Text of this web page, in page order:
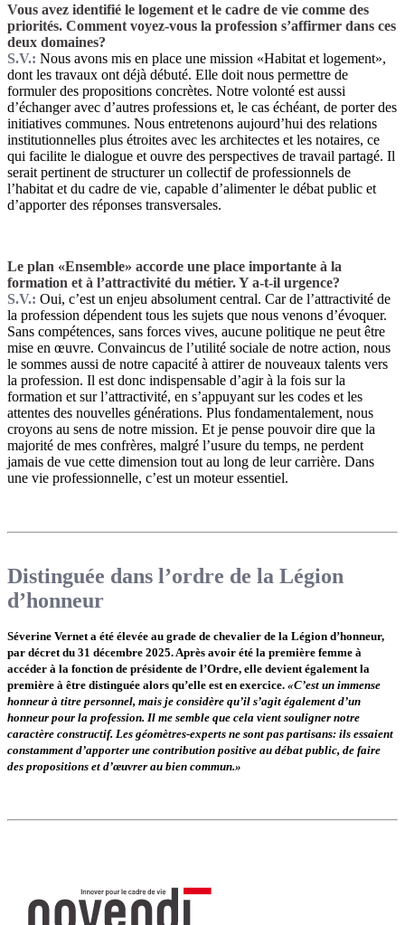
Vous avez identifié le logement et le cadre de vie comme des
priorités. Comment voyez-vous la profession s’affirmer dans ces
deux domaines?
S.V.: Nous avons mis en place une mission «Habitat et logement»,
dont les travaux ont déjà débuté. Elle doit nous permettre de
formuler des propositions concrètes. Notre volonté est aussi
d’échanger avec d’autres professions et, le cas échéant, de porter des
initiatives communes. Nous entretenons aujourd’hui des relations
institutionnelles plus étroites avec les architectes et les notaires, ce
qui facilite le dialogue et ouvre des perspectives de travail partagé. Il
serait pertinent de structurer un collectif de professionnels de
l’habitat et du cadre de vie, capable d’alimenter le débat public et
d’apporter des réponses transversales.
Le plan «Ensemble» accorde une place importante à la
formation et à l’attractivité du métier. Y a-t-il urgence?
S.V.: Oui, c’est un enjeu absolument central. Car de l’attractivité de
la profession dépendent tous les sujets que nous venons d’évoquer.
Sans compétences, sans forces vives, aucune politique ne peut être
mise en œuvre. Convaincus de l’utilité sociale de notre action, nous
le sommes aussi de notre capacité à attirer de nouveaux talents vers
la profession. Il est donc indispensable d’agir à la fois sur la
formation et sur l’attractivité, en s’appuyant sur les codes et les
attentes des nouvelles générations. Plus fondamentalement, nous
croyons au sens de notre mission. Et je pense pouvoir dire que la
majorité de mes confrères, malgré l’usure du temps, ne perdent
jamais de vue cette dimension tout au long de leur carrière. Dans
une vie professionnelle, c’est un moteur essentiel.
Distinguée dans l’ordre de la Légion
d’honneur
Séverine Vernet a été élevée au grade de chevalier de la Légion d’honneur,
par décret du 31 décembre 2025. Après avoir été la première femme à
accéder à la fonction de ­présidente de l’Ordre, elle devient également la
première à être distinguée alors qu’elle est en exercice. «C’est un immense
honneur à titre personnel, mais je considère qu’il s’agit également d’un
honneur pour la profession. Il me semble que cela vient souligner notre
caractère constructif. Les géomètres-experts ne sont pas partisans: ils essaient
constamment d’apporter une contribution positive au débat public, de faire
des propositions et d’œuvrer au bien commun.»